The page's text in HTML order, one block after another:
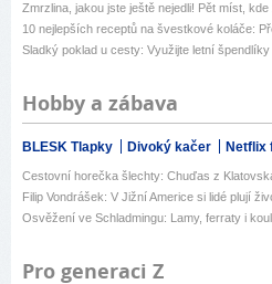
Zmrzlina, jakou jste ještě nejedli! Pět míst,
10 nejlepších receptů na švestkové koláče:
Sladký poklad u cesty: Využijte letní
Hobby a zábava
BLESK Tlapky Divoký kačer Netflix
Cestovní horečka šlechty: Chuďas z
Filip Vondrášek: V Jižní Americe si lidé plují
Osvěžení ve Schladmingu: Lamy, ferraty i
Pro generaci Z